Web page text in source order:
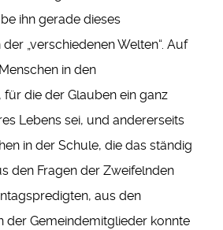
ihn gerade dieses
„verschiedenen Welten“. Auf
in den
für die der Glauben ein ganz
Lebens sei, und andererseits
in der Schule, die das ständig
den Fragen der Zweifelnden
aus den
der Gemeindemitglieder konnte